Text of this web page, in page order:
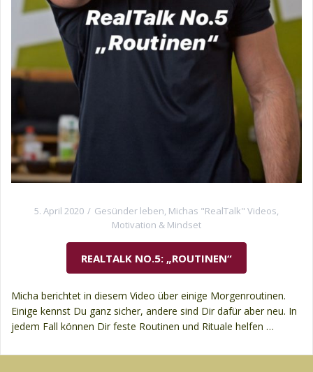
5. April 2020 Gesünder leben, Michas "RealTalk" Videos,
Motivation & Mindset
REALTALK NO.5: „ROUTINEN“
Micha berichtet in diesem Video über einige Morgenroutinen.
Einige kennst Du ganz sicher, andere sind Dir dafür aber neu. In
jedem Fall können Dir feste Routinen und Rituale helfen …